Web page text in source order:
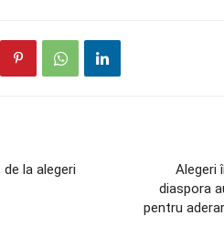
la alegeri
Alegeri
diaspora
pentru